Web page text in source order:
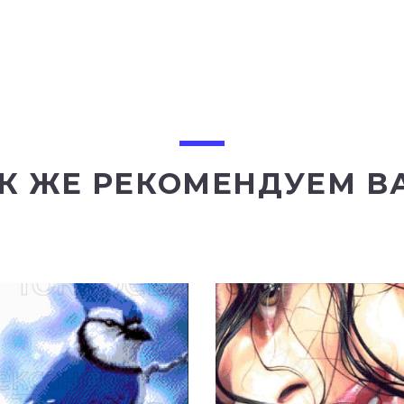
ЖЕ РЕКОМЕНДУЕМ